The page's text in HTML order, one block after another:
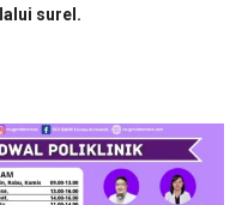
surel.